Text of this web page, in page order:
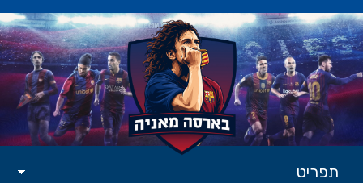
תפריט